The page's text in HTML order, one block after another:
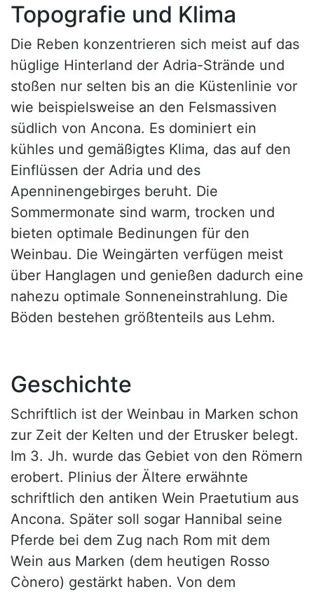
Topografie und Klima
Die Reben konzentrieren sich meist auf das
hüglige Hinterland der Adria-Strände und
stoßen nur selten bis an die Küstenlinie vor
wie beispielsweise an den Felsmassiven
südlich von Ancona. Es dominiert ein
kühles und gemäßigtes Klima, das auf den
Einflüssen der Adria und des
Apenninengebirges beruht. Die
Sommermonate sind warm, trocken und
bieten optimale Bedinungen für den
Weinbau. Die Weingärten verfügen meist
über Hanglagen und genießen dadurch eine
nahezu optimale Sonneneinstrahlung. Die
Böden bestehen größtenteils aus Lehm.
Geschichte
Schriftlich ist der Weinbau in Marken schon
zur Zeit der Kelten und der Etrusker belegt.
Im 3. Jh. wurde das Gebiet von den Römern
erobert. Plinius der Ältere erwähnte
schriftlich den antiken Wein Praetutium aus
Ancona. Später soll sogar Hannibal seine
Pferde bei dem Zug nach Rom mit dem
Wein aus Marken (dem heutigen Rosso
Cònero) gestärkt haben. Von dem